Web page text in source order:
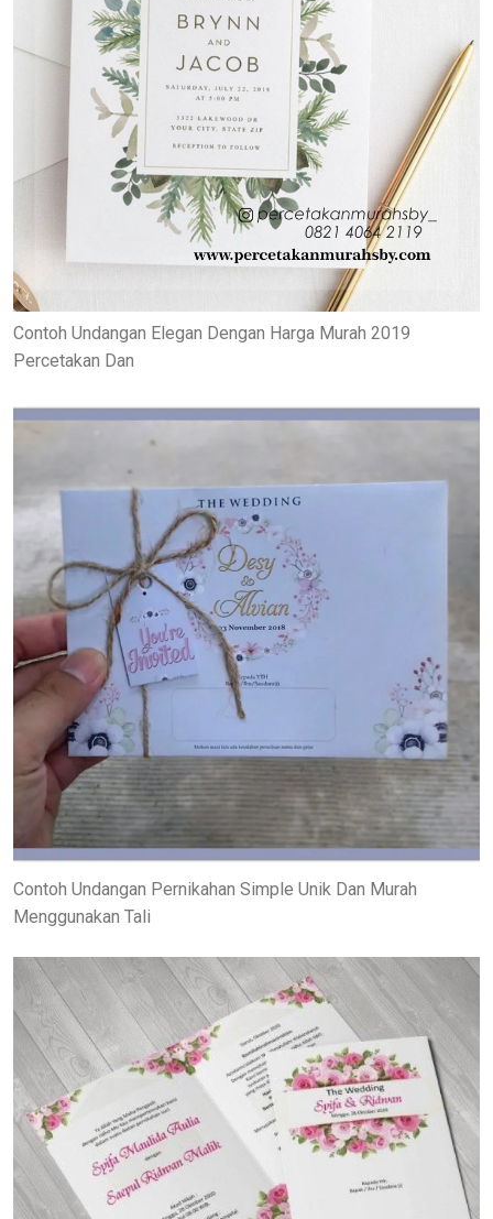
Contoh Undangan Elegan Dengan Harga Murah 2019
Percetakan Dan
Contoh Undangan Pernikahan Simple Unik Dan Murah
Menggunakan Tali